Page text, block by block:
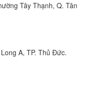
Tây Thạnh, Q. Tân
A, TP. Thủ Đức.